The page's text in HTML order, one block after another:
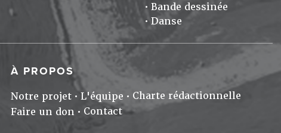
Bande dessinée
Danse
À PROPOS
Notre projet L'équipe
Charte rédactionnelle
Faire un don
Contact